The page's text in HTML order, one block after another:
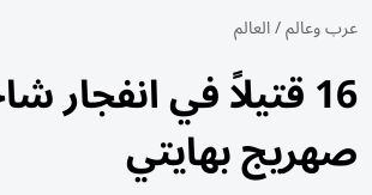
عرب وعالم/العالم
16 قتيلاً في انفجار
صهريج بهايتي